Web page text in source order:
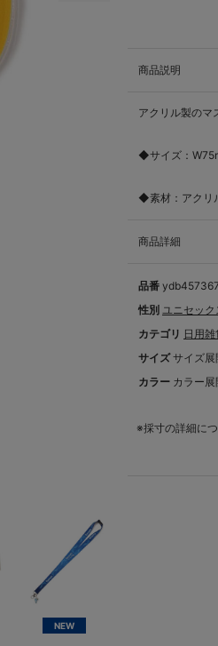
NEW
商品説明
アクリル製のマ
◆サイズ：
◆素材：アクリ
商品詳細
品番
性別 ユニセック
カテゴリ 日用
サイズ サイズ展
カラー カラー展
※採寸の詳細につ